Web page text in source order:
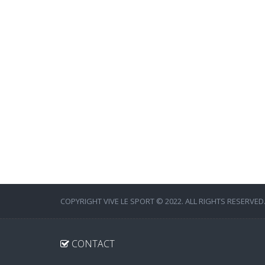
COPYRIGHT VIVE LE SPORT © 2022. ALL RIGHTS RESERVED.
CONTACT